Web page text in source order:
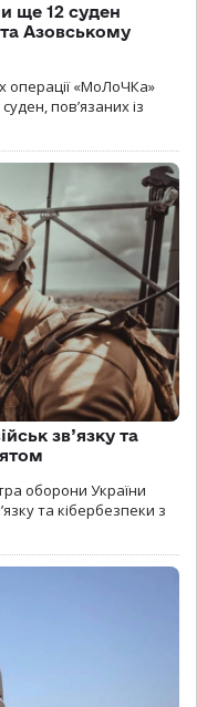
ще 12 суден
Азовському
операції «МоЛоЧКа»
пов’язаних із
зв’язку та
оборони України
та кібербезпеки з